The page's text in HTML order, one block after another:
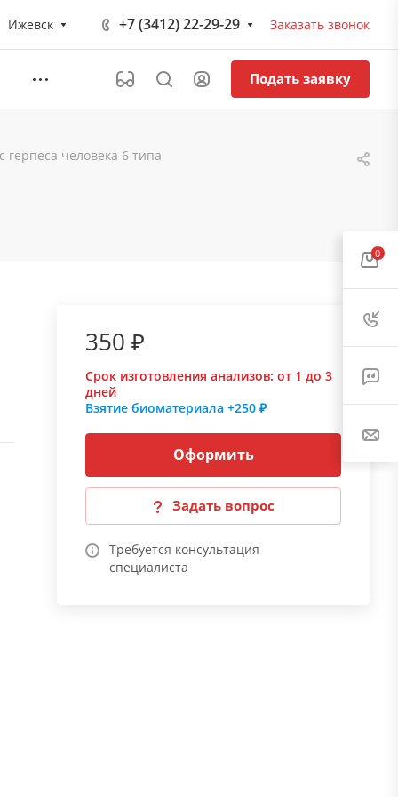
Ижевск +7 (3412) 22-29-29 Заказать звонок
Подать заявку
герпеса человека 6 типа
350 ₽
Срок изготовления анализов: от 1 до 3
дней
Взятие биоматериала +250 ₽
Оформить
Задать вопрос
Требуется консультация
специалиста
0